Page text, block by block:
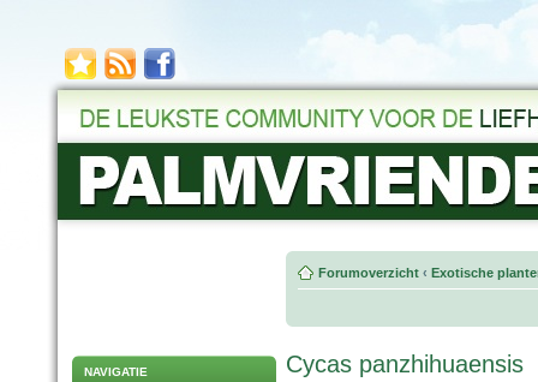
NAVIGATIE
Forumoverzicht ‹ Exotische
Cycas panzhihuaensis